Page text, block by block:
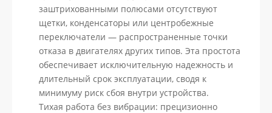
заштрихованными полюсами отсутствуют
щетки, конденсаторы или центробежные
переключатели — распространенные точки
отказа в двигателях других типов. Эта простота
обеспечивает исключительную надежность и
длительный срок эксплуатации, сводя к
минимуму риск сбоя внутри устройства.
Тихая работа без вибрации: прецизионно